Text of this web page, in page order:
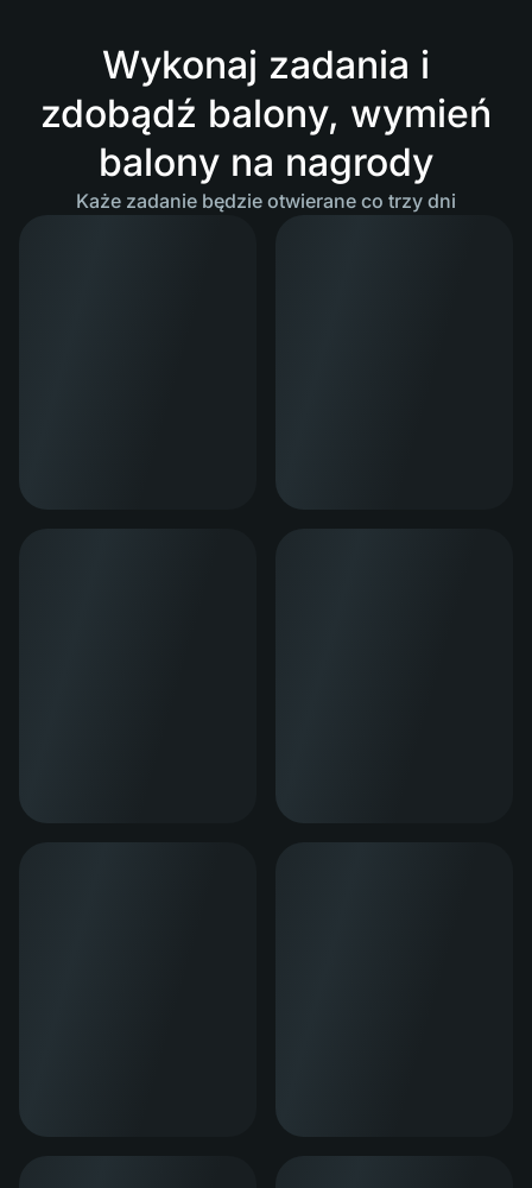
Wykonaj zadania i
zdobądź balony, wymień
balony na nagrody
Każe zadanie będzie otwierane co trzy dni